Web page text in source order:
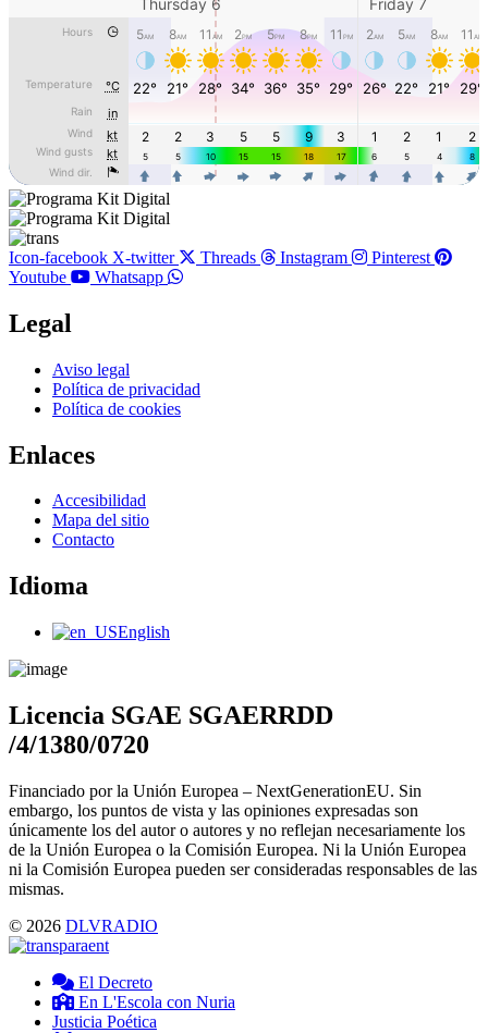
Icon-facebook X-twitter Threads Instagram
Pinterest
Youtube
Whatsapp
Legal
Main
Menu
Aviso legal
Política de privacidad
Política de cookies
Enlaces
Main
Menu
Accesibilidad
Mapa del sitio
Contacto
Idioma
Main
English
Licencia SGAE SGAERRDD
/4/1380/0720
Financiado por la Unión Europea – NextGenerationEU. Sin
embargo, los puntos de vista y las opiniones expresadas son
únicamente los del autor o autores y no reflejan necesariamente los
de la Unión Europea o la Comisión Europea. Ni la Unión Europea
ni la Comisión Europea pueden ser consideradas responsables de las
mismas.
© 2026 DLVRADIO
El Decreto
En L'Escola con Nuria
Justicia Poética